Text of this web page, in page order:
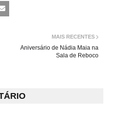
MAIS RECENTES
Aniversário de Nádia Maia na
Sala de Reboco